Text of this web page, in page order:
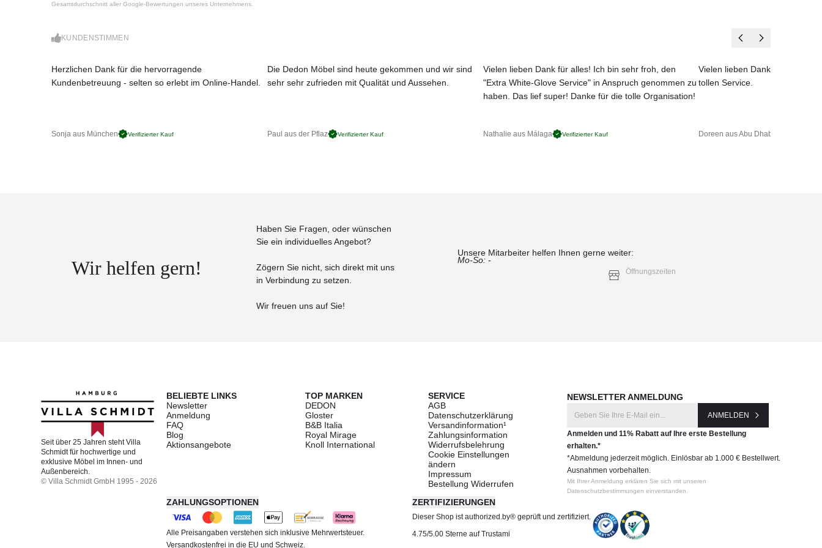
leicht zu reinigen
60 x 53 x 83 cm
Gewicht: 6,5 kg
JETZT MUSTER BESTELLEN
Gesamtdurchschnitt aller Google-Bewertungen unseres Unternehmens.
KUNDENSTIMMEN
Herzlichen Dank für die hervorragende
Kundenbetreuung - selten so erlebt im Online-Handel.
Sonja aus München Verifizierter Kauf
Die Dedon Möbel sind heute gekommen und wir sind
sehr sehr zufrieden mit Qualität und Aussehen.
Paul aus der Pflaz Verifizierter Kauf
Vielen lieben Dank für alles! Ich bin sehr froh, den
"Extra White-Glove Service" in Anspruch genommen zu
haben. Das lief super! Danke für die tolle Organisation!
Nathalie aus Málaga Verifizierter Kauf
Vielen lieben Dank für das
tollen Service.
Doreen aus Abu Dhabi
Wir helfen gern!
Haben Sie Fragen, oder wünschen
Sie ein individuelles Angebot?
Zögern Sie nicht, sich direkt mit uns
in Verbindung zu setzen.
Wir freuen uns auf Sie!
Unsere Mitarbeiter helfen Ihnen gerne weiter:
Mo-So: -
Öffnungszeiten
Seit über 25 Jahren steht Villa
Schmidt für hochwertige und
exklusive Möbel im Innen- und
Außenbereich.
© Villa Schmidt GmbH 1995 - 2026
BELIEBTE LINKS
Newsletter
Anmeldung
FAQ
Blog
Aktionsangebote
TOP MARKEN
DEDON
Gloster
B&B Italia
Royal Mirage
Knoll International
SERVICE
AGB
Datenschutzerklärung
Versandinformation¹
Zahlungsinformation
Widerrufsbelehrung
Cookie Einstellungen
ändern
Impressum
Bestellung Widerrufen
NEWSLETTER ANMELDUNG
ANMELDEN
Anmelden und 11% Rabatt auf Ihre erste Bestellung
erhalten.*
*Abmeldung jederzeit möglich. Einlösbar ab 1.000 € Bestellwert.
Ausnahmen vorbehalten.
Mit Ihrer Anmeldung erklären Sie sich mit unseren
Datenschutzbestimmungen einverstanden.
ZAHLUNGSOPTIONEN
Alle Preisangaben verstehen sich inklusive Mehrwertsteuer.
Versandkostenfrei in die EU und Schweiz.
ZERTIFIZIERUNGEN
Dieser Shop ist authorized.by® geprüft und zertifiziert.
4.75/5.00 Sterne auf Trustami